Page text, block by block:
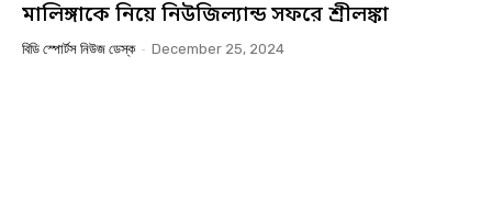
মালিঙ্গাকে নিয়ে নিউজিল্যান্ড সফরে শ্রীলঙ্কা
বিডি স্পোর্টস নিউজ ডেস্ক - December 25, 2024